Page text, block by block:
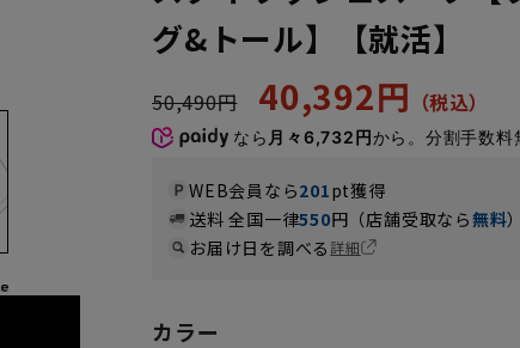
グ&トール】【就活】
50,490円 40,392円
なら 月々6,732円から。分割手数料
WEB会員なら201pt獲得
送料 全国一律550円（店舗受取なら無料）
お届け日を調べる詳細
カラー